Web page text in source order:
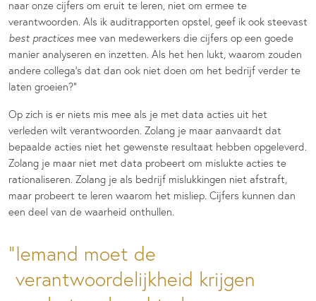
naar onze cijfers om eruit te leren, niet om ermee te
verantwoorden. Als ik auditrapporten opstel, geef ik ook steevast
best practices mee van medewerkers die cijfers op een goede
manier analyseren en inzetten. Als het hen lukt, waarom zouden
andere collega’s dat dan ook niet doen om het bedrijf verder te
laten groeien?”
Op zich is er niets mis mee als je met data acties uit het
verleden wilt verantwoorden. Zolang je maar aanvaardt dat
bepaalde acties niet het gewenste resultaat hebben opgeleverd.
Zolang je maar niet met data probeert om mislukte acties te
rationaliseren. Zolang je als bedrijf mislukkingen niet afstraft,
maar probeert te leren waarom het misliep. Cijfers kunnen dan
een deel van de waarheid onthullen.
Iemand moet de
verantwoordelijkheid krijgen